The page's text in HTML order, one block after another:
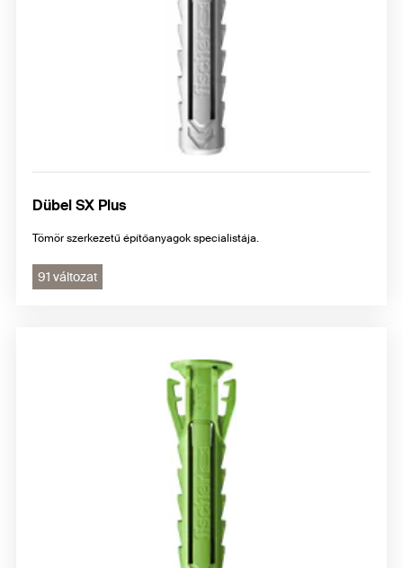
Dübel SX Plus
Tömör szerkezetű építőanyagok specialistája.
91 változat